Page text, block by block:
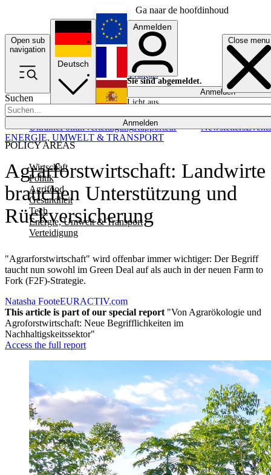
Ga naar de hoofdinhoud
Open sub
navigation
Close menu
Suchen
Anmelden
POLICY AREAS
Wirtschaft
Politik
Agrifood
Gesundheit
Tech
Energie, Umwelt & Transport
Verteidigung
UkrainePolitikVerteidigungRapporteur NewslettersEvents
Deutsch
English
Français
Anmelden
Sie sind abgemeldet.
Anmelden
Licht aus
Agrarforstwirtschaft: Landwirte
brauchen Unterstützung und
Rückversicherung
"Agrarforstwirtschaft" wird offenbar immer wichtiger: Der Begriff
taucht nun sowohl im Green Deal auf als auch in der neuen Farm to
Fork (F2F)-Strategie.
ENERGIE, UMWELT & TRANSPORT
Natasha FooteEURACTIV.com
This article is part of our special report "Von Agrarökologie und
Agroforstwirtschaft: Neue Begrifflichkeiten im
Nachhaltigskeitssektor"
Access the full report